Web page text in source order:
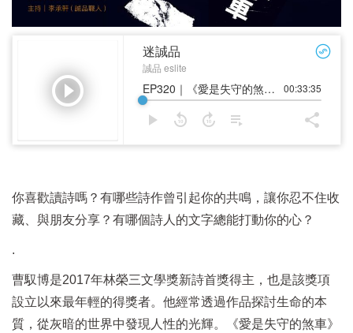
你喜歡讀詩嗎？有哪些詩作曾引起你的共鳴，讓你忍不住收
藏、與朋友分享？有哪個詩人的文字總能打動你的心？
.
曹馭博是2017年林榮三文學獎新詩首獎得主，也是該獎項
設立以來最年輕的得獎者。他經常透過作品探討生命的本
質，從灰暗的世界中發現人性的光輝。《愛是失守的煞車》